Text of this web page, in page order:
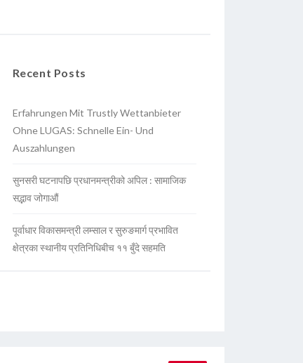
Recent Posts
Erfahrungen Mit Trustly Wettanbieter
Ohne LUGAS: Schnelle Ein- Und
Auszahlungen
सुनसरी घटनापछि प्रधानमन्त्रीको अपिल : सामाजिक
सद्भाव जोगाऔं
पूर्वाधार विकासमन्त्री लम्साल र सुरुङमार्ग प्रभावित
क्षेत्रका स्थानीय प्रतिनिधिबीच ११ बुँदे सहमति